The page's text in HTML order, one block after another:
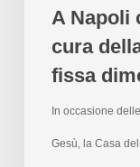
A Napoli
cura
fissa
In occasione
Gesù, la Casa